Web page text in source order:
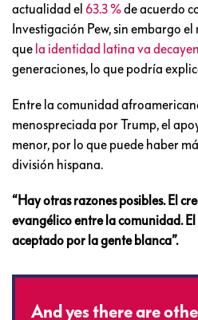
actualidad el 63.3 %de acuerdo
Investigación Pew, sin embargo
que la identidad latina va
generaciones, lo que podría
Entre la comunidad
menospreciada por Trump, el
menor, por lo que puede haber
división hispana.
“Hay otras razones posibles. El
evangélico entre la comunidad.
aceptado por la gente blanca”.
And yes there are